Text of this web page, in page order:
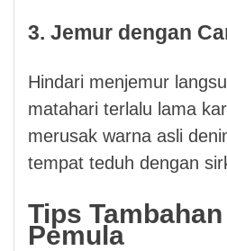
3. Jemur dengan
Hindari menjemur
matahari terlalu lama
merusak warna asli
tempat teduh dengan
Tips
Pemula